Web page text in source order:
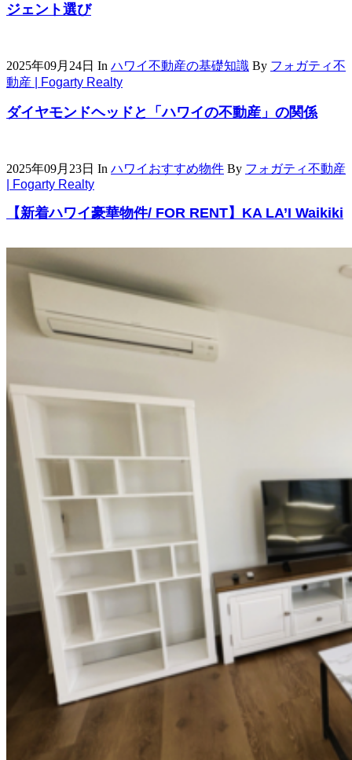
ジェント選び
2025年09月24日 In ハワイ不動産の基礎知識 By フォガティ不
動産 | Fogarty Realty
ダイヤモンドヘッドと「ハワイの不動産」の関係
2025年09月23日 In ハワイおすすめ物件 By フォガティ不動産
| Fogarty Realty
【新着ハワイ豪華物件/ FOR RENT】KA LA’I Waikiki